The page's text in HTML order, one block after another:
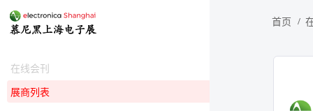
在线会刊
展商列表
首页